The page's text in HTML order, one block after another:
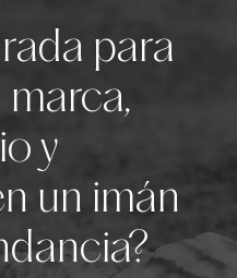
para
y
un imán